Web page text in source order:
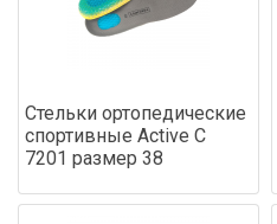
Стельки ортопедические
спортивные Active С
7201 размер 38